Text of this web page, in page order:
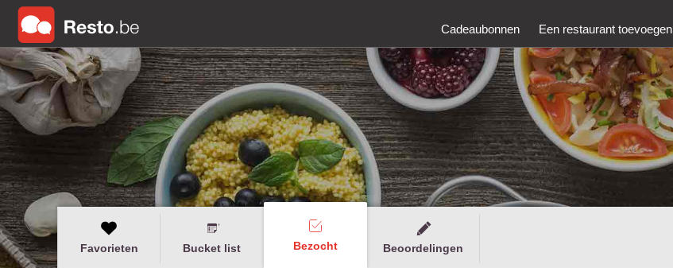
Cadeaubonnen Een restaurant toevoegen
Favorieten Bucket list Bezocht Beoordelingen